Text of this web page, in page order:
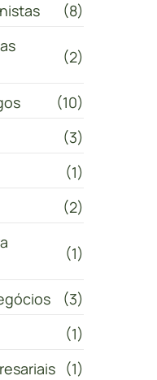
(8)
(2)
(10)
(3)
(1)
(2)
(1)
(3)
(1)
(1)